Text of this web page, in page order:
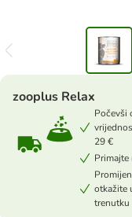
zooplus Relax
Počevši
29 €
otkažite
trenutku